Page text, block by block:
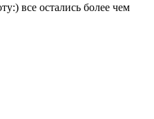
все остались более чем